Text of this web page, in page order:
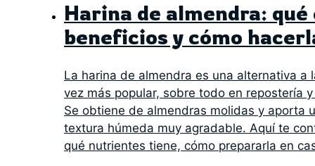
Harina de almendra: qué
beneficios y cómo
La harina de almendra es una alternativa a
vez más popular, sobre todo en repostería
Se obtiene de almendras molidas y aporta
textura húmeda muy agradable. Aquí te
qué nutrientes tiene, cómo prepararla en